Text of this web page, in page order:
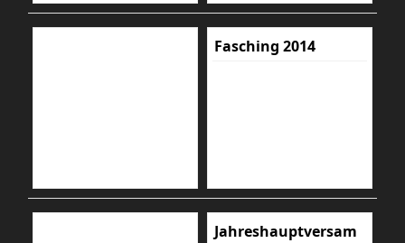
Fasching 2014
Jahreshauptversam